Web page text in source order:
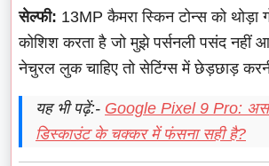
सेल्फी: 13MP कैमरा स्किन टोन्स को थोड़ा
कोशिश करता है जो मुझे पर्सनली पसंद नहीं
नेचुरल लुक चाहिए तो सेटिंग्स में छेड़छाड़
यह भी पढ़ें:- Google Pixel 9 Pro:
डिस्काउंट के चक्कर में फंसना सही है?